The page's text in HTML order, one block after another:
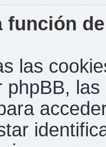
función
las
phpBB,